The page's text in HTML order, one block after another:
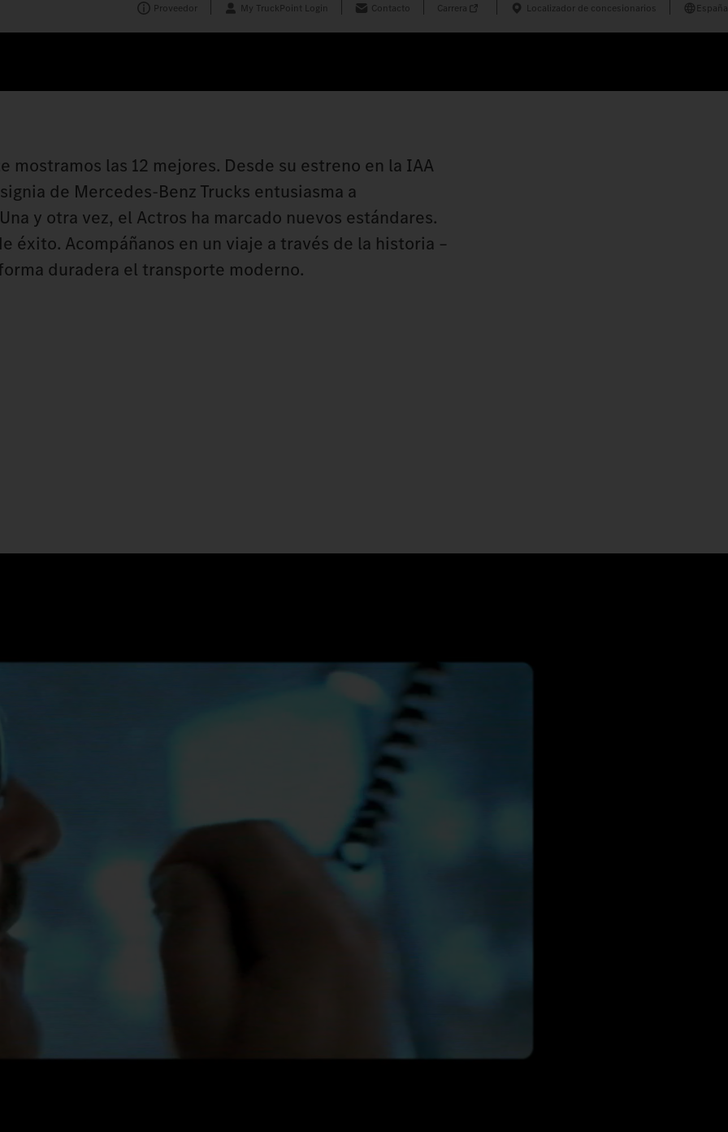
Proveedor My TruckPoint Login Contacto Carrera Localizador de concesionarios España
mostramos las 12 mejores. Desde su estreno en la IAA
de Mercedes‑Benz Trucks entusiasma a
y otra vez, el Actros ha marcado nuevos estándares.
éxito. Acompáñanos en un viaje a través de la historia –
duradera el transporte moderno.